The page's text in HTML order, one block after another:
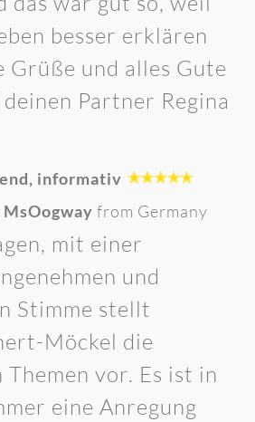
besser erklären
Grüße und alles Gute
Partner Regina
informativ
MsOogway from Germany
mit einer
und
Stimme stellt
Möckel die
Themen vor. Es ist in
eine Anregung